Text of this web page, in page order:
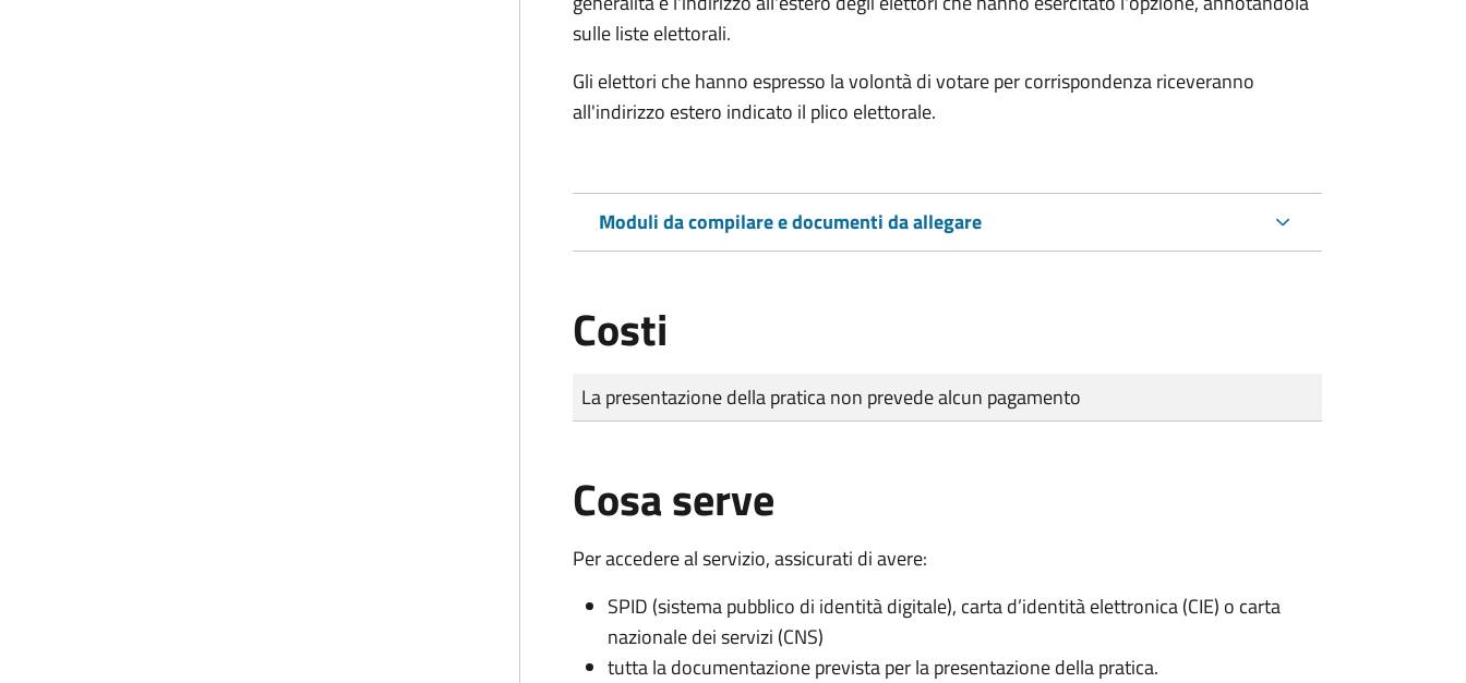
sulle liste elettorali.
Gli elettori che hanno espresso la volontà di votare per corrispondenza riceveranno
all'indirizzo estero indicato il plico elettorale.
Moduli da compilare e documenti da allegare
Costi
Tipo di pagamento
Importo
La presentazione della pratica non prevede alcun pagamento
Cosa serve
Per accedere al servizio, assicurati di avere:
SPID (sistema pubblico di identità digitale), carta d’identità elettronica (CIE) o carta
nazionale dei servizi (CNS)
tutta la documentazione prevista per la presentazione della pratica.